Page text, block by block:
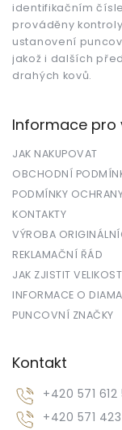
identifikačním
prováděny
ustanovení
jakož i dalších
drahých kovů.
Informace pro
JAK NAKUPOVAT
OBCHODNÍ
PODMÍNKY
KONTAKTY
VÝROBA
REKLAMAČNÍ ŘÁD
JAK ZJISTIT
INFORMACE O
PUNCOVNÍ ZNAČKY
Kontakt
+420 571 612
+420 571